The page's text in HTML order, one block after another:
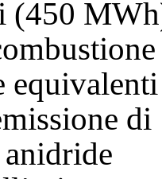
(450
di